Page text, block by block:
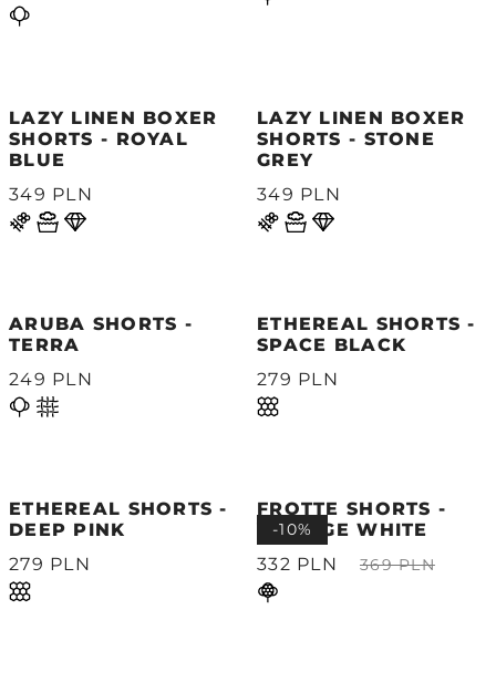
LAZY LINEN BOXER
SHORTS - ROYAL
BLUE
349 PLN
LAZY LINEN BOXER
SHORTS - STONE
GREY
349 PLN
ARUBA SHORTS -
TERRA
249 PLN
ETHEREAL SHORTS -
SPACE BLACK
279 PLN
ETHEREAL SHORTS -
DEEP PINK
279 PLN
FROTTE SHORTS -
VINTAGE WHITE
332 PLN
369 PLN
-10%